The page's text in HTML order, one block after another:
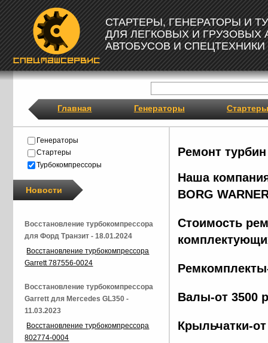
СТАРТЕРЫ, ГЕНЕРАТОРЫ И
ДЛЯ ЛЕГКОВЫХ И ГРУЗОВЫХ
АВТОБУСОВ И СПЕЦТЕХНИКИ
Главная Генераторы Стартеры
Ремонт турбин
Наша
BORG
Стоимость
Валы-от 3500
Крыльчатки-
Генераторы
Стартеры
Турбокомпрессоры
Новости
Восстановление турбокомпрессора
для Форд Транзит - 18.01.2024
Восстановление турбокомпрессора
Garrett 787556-0024
Восстановление турбокомпрессора
Garrett для Mercedes GL350 -
11.03.2023
Восстановление турбокомпрессора
802774-0004